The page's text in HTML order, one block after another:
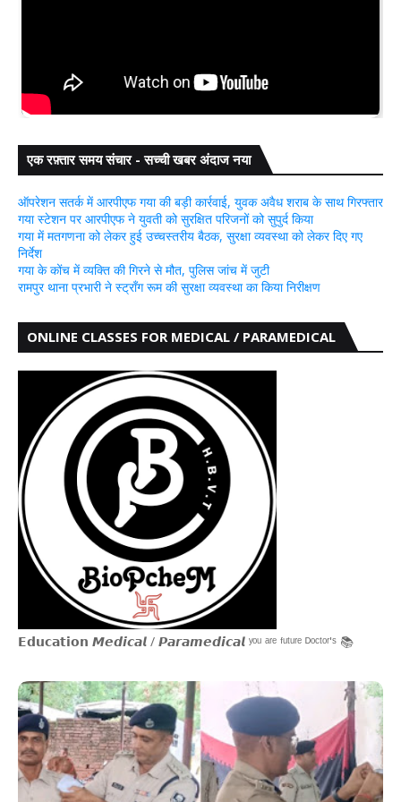
एक रफ़्तार समय संचार - सच्ची खबर अंदाज नया
ऑपरेशन सतर्क में आरपीएफ गया की बड़ी कार्रवाई, युवक अवैध शराब के साथ गिरफ्तार
गया स्टेशन पर आरपीएफ ने युवती को सुरक्षित परिजनों को सुपुर्द किया
गया में मतगणना को लेकर हुई उच्चस्तरीय बैठक, सुरक्षा व्यवस्था को लेकर दिए गए
निर्देश
गया के कोंच में व्यक्ति की गिरने से मौत, पुलिस जांच में जुटी
रामपुर थाना प्रभारी ने स्ट्रॉंग रूम की सुरक्षा व्यवस्था का किया निरीक्षण
ONLINE CLASSES FOR MEDICAL / PARAMEDICAL
𝗘𝗱𝘂𝗰𝗮𝘁𝗶𝗼𝗻 𝙈𝙚𝙙𝙞𝙘𝙖𝙡 / 𝙋𝙖𝙧𝙖𝙢𝙚𝙙𝙞𝙘𝙖𝙡 ʸᵒᵘ ᵃʳᵉ ᶠᵘᵗᵘʳᵉ ᴰᵒᶜᵗᵒʳ'ˢ 📚